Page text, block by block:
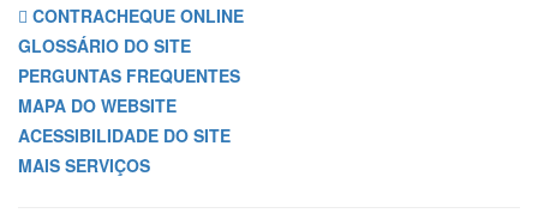
CONTRACHEQUE ONLINE
GLOSSÁRIO DO SITE
PERGUNTAS FREQUENTES
MAPA DO WEBSITE
ACESSIBILIDADE DO SITE
MAIS SERVIÇOS